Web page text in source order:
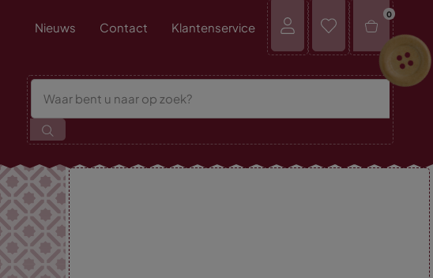
Nieuws Contact Klantenservice
0